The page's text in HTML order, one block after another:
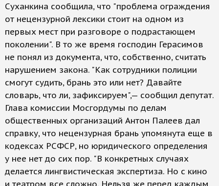
Суханкина сообщила, что "проблема ограждения
от нецензурной лексики стоит на одном из
первых мест при разговоре о подрастающем
поколении". В то же время господин Герасимов
не понял из документа, что, собственно, считать
нарушением закона. "Как сотрудники полиции
смогут судить, брань это или нет? Давайте
словарь, что ли, зафиксируем",— сообщил депутат.
Глава комиссии Мосгордумы по делам
общественных организаций Антон Палеев дал
справку, что нецензурная брань упомянута еще в
кодексах РСФСР, но юридического определения
у нее нет до сих пор. "В конкретных случаях
делается лингвистическая экспертиза. Но с кино